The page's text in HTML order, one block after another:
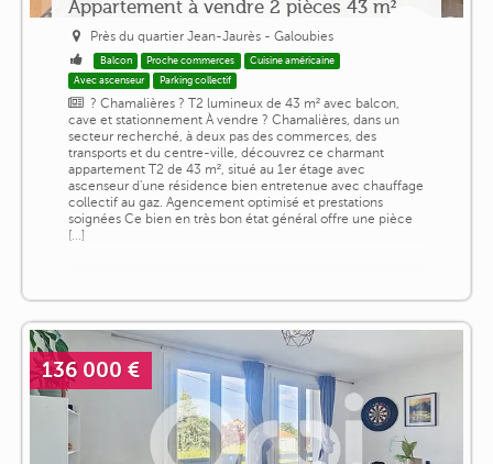
Appartement à vendre 2 pièces 43 m²
Près du quartier Jean-Jaurès - Galoubies
Balcon Proche commerces
Cuisine américaine
Avec ascenseur
Parking collectif
? Chamalières ? T2 lumineux de 43 m² avec balcon,
cave et stationnement À vendre ? Chamalières, dans un
secteur recherché, à deux pas des commerces, des
transports et du centre-ville, découvrez ce charmant
appartement T2 de 43 m², situé au 1er étage avec
ascenseur d'une résidence bien entretenue avec chauffage
collectif au gaz. Agencement optimisé et prestations
soignées Ce bien en très bon état général offre une pièce
[...]
136 000 €